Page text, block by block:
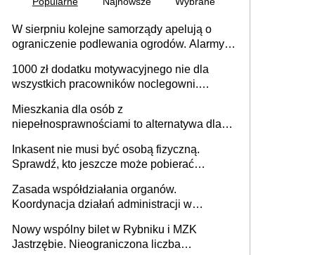
W sierpniu kolejne samorządy apelują o
ograniczenie podlewania ogrodów. Alarmy w
może objąć cały kraj
1000 zł dodatku motywacyjnego nie dla
wszystkich pracowników noclegowni.
Mieszkania dla osób z
niepełnosprawnościami to alternatywa dla
samodzielnie lub z rodziną
Inkasent nie musi być osobą fizyczną.
Sprawdź, kto jeszcze może pobierać
Zasada współdziałania organów.
Koordynacja działań administracji w
Nowy wspólny bilet w Rybniku i MZK
Jastrzębie. Nieograniczona liczba